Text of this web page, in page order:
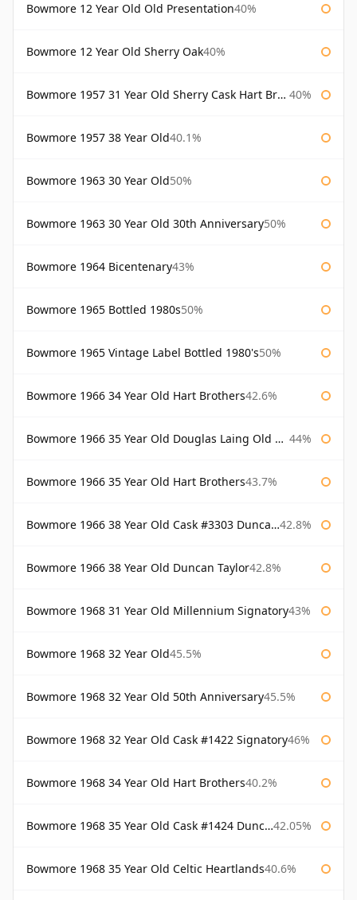
Bowmore 12 Year Old Old Presentation40%
Bowmore 12 Year Old Sherry Oak40%
Bowmore 1957 31 Year Old Sherry Cask Hart Brothers 40%
Bowmore 1957 38 Year Old40.1%
Bowmore 1963 30 Year Old50%
Bowmore 1963 30 Year Old 30th Anniversary50%
Bowmore 1964 Bicentenary43%
Bowmore 1965 Bottled 1980s50%
Bowmore 1965 Vintage Label Bottled 1980's50%
Bowmore 1966 34 Year Old Hart Brothers42.6%
Bowmore 1966 35 Year Old Douglas Laing Old Malt Cask 44%
Bowmore 1966 35 Year Old Hart Brothers43.7%
Bowmore 1966 38 Year Old Cask #3303 Duncan Taylor 42.8%
Bowmore 1966 38 Year Old Duncan Taylor42.8%
Bowmore 1968 31 Year Old Millennium Signatory43%
Bowmore 1968 32 Year Old45.5%
Bowmore 1968 32 Year Old 50th Anniversary45.5%
Bowmore 1968 32 Year Old Cask #1422 Signatory46%
Bowmore 1968 34 Year Old Hart Brothers40.2%
Bowmore 1968 35 Year Old Cask #1424 Duncan Taylor 42.05%
Bowmore 1968 35 Year Old Celtic Heartlands40.6%